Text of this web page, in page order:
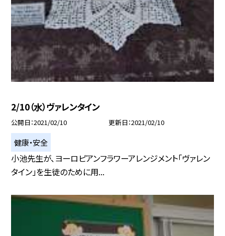
2/10（水）ヴァレンタイン
公開日 2021/02/10 更新日 2021/02/10
健康・安全
小池先生が、ヨーロピアンフラワーアレンジメント「ヴァレン
タイン」を生徒のために用...